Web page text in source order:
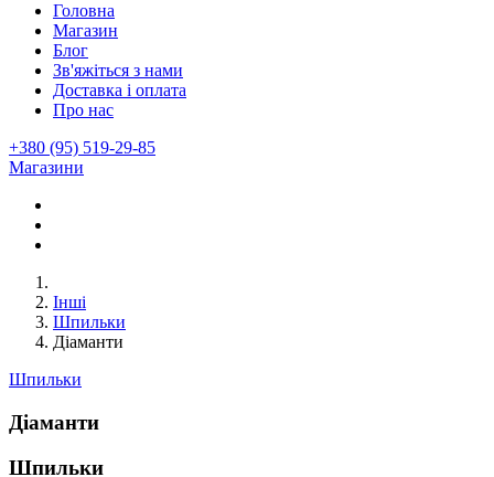
Головна
Магазин
Блог
Зв'яжіться з нами
Доставка і оплата
Про нас
+380 (95) 519-29-85
Магазини
Інші
Шпильки
Діаманти
Шпильки
Діаманти
Шпильки